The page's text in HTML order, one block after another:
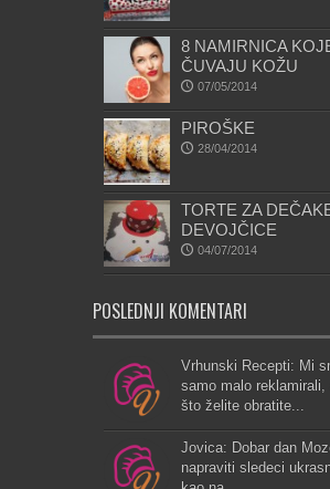
8 NAMIRNICA
ČUVAJU KOŽU
07/05/2014
PIROŠKE
28/04/2014
TORTE ZA
DEVOJČICE
04/07/2014
POSLEDNJI KOMENTARI
Vrhunski Recepti: Mi
samo malo reklamirali,
što želite obratite...
Jovica: Dobar dan
napraviti sledeci